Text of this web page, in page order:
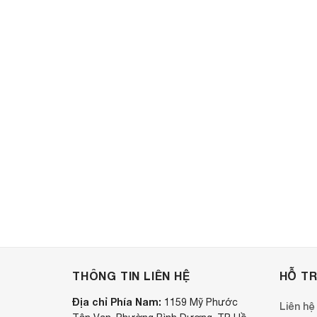
THÔNG TIN LIÊN HỆ
Địa chỉ Phía Nam: 1159 Mỹ Phước
HỖ
Liên hệ